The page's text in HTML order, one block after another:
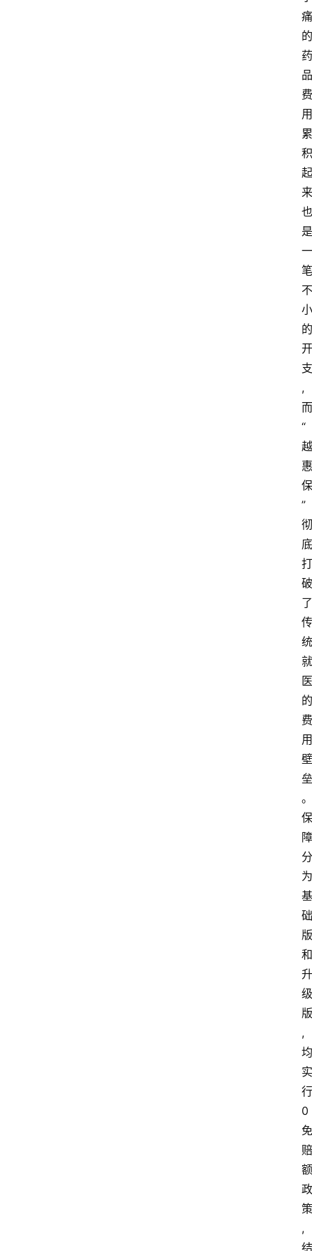
痛
的
药
品
费
用
累
积
起
来
也
是
一
笔
不
小
的
开
支
,
而
“
越
惠
保
”
彻
底
打
破
了
传
统
就
医
的
费
用
壁
垒
。
保
障
分
为
基
础
版
和
升
级
版
,
均
实
行
0
免
赔
额
政
策
,
结